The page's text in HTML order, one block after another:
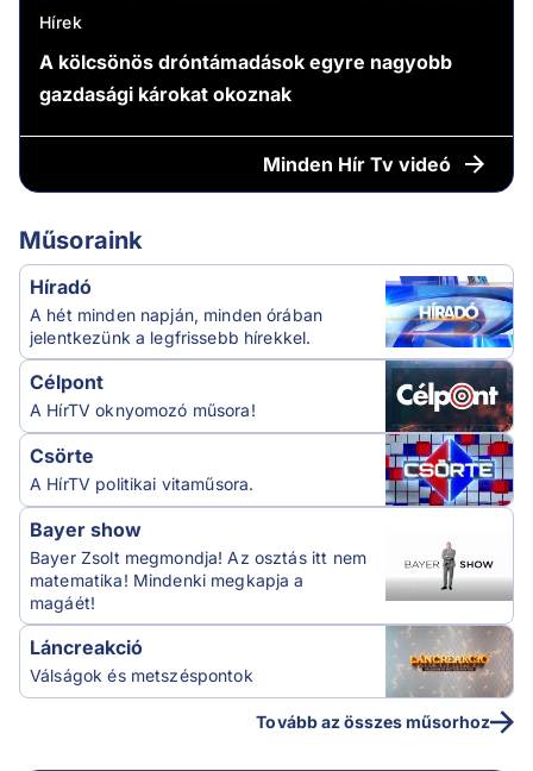
Hírek
A kölcsönös dróntámadások egyre nagyobb
gazdasági károkat okoznak
Minden Hír Tv videó
Műsoraink
Híradó
A hét minden napján, minden órában
jelentkezünk a legfrissebb hírekkel.
Célpont
A HírTV oknyomozó műsora!
Csörte
A HírTV politikai vitaműsora.
Bayer show
Bayer Zsolt megmondja! Az osztás itt nem
matematika! Mindenki megkapja a
magáét!
Láncreakció
Válságok és metszéspontok
Tovább az összes műsorhoz